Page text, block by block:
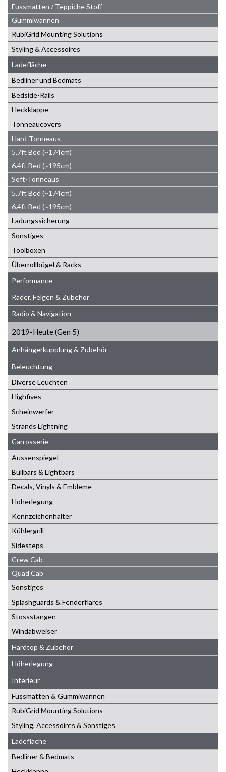
Fussmatten / Teppiche Stoff
Gummiwannen
RubiGrid Mounting Solutions
Styling & Accessoires
Ladefläche
Bedliner und Bedmats
Bedside-Rails
Heckklappe
Tonneaucovers
Hard-Tonneaus
5.7ft Bed (~174cm)
6.4ft Bed (~195cm)
Soft-Tonneaus
5.7ft Bed (~174cm)
6.4ft Bed (~195cm)
Ladungssicherung
Sonstiges
Toolboxen
Überrollbügel & Racks
Performance
Räder, Felgen & Zubehör
Radio & Navigation
2019-Heute (Gen 5)
Anhängerkupplung & Zubehör
Beleuchtung
Diverse Leuchten
Highfives
Scheinwerfer
Strands Lightning
Carrosserie
Aussenspiegel
Bullbars & Lightbars
Decals, Vinyls & Embleme
Höherlegung
Kennzeichenhalter
Kühlergrill
Sidesteps
Crew Cab
Quad Cab
Sonstiges
Splashguards & Fenderflares
Stossstangen
Windabweiser
Hardtop & Zubehör
Höherlegung
Interieur
Fussmatten & Gummiwannen
RubiGrid Mounting Solutions
Styling, Accessoires & Sonstiges
Ladefläche
Bedliner & Bedmats